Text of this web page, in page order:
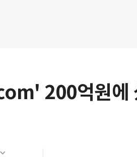
200억원에